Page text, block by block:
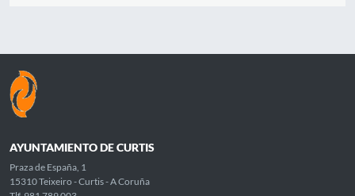
AYUNTAMIENTO DE CURTIS
Praza de España, 1
15310 Teixeiro - Curtis - A Coruña